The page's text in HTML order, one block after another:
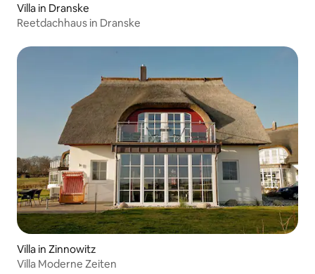
Villa in Dranske
Reetdachhaus in Dranske
Villa in Zinnowitz
Villa Moderne Zeiten